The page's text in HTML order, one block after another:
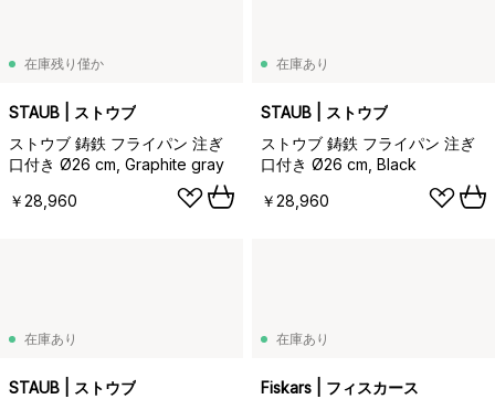
在庫残り僅か
STAUB | ストウブ
ストウブ 鋳鉄 フライパン 注ぎ
口付き Ø26 cm, Graphite gray
￥28,960
在庫あり
STAUB | ストウブ
ストウブ 鋳鉄 フライパン 注ぎ
口付き Ø26 cm, Black
￥28,960
在庫あり
STAUB | ストウブ
在庫あり
Fiskars | フィスカース